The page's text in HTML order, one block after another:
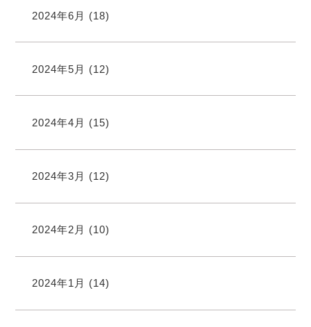
2024年6月 (18)
2024年5月 (12)
2024年4月 (15)
2024年3月 (12)
2024年2月 (10)
2024年1月 (14)